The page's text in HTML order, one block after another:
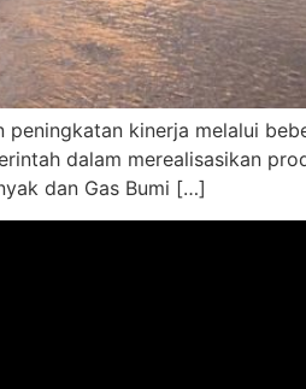
peningkatan kinerja melalui
dalam merealisasikan
dan Gas Bumi […]